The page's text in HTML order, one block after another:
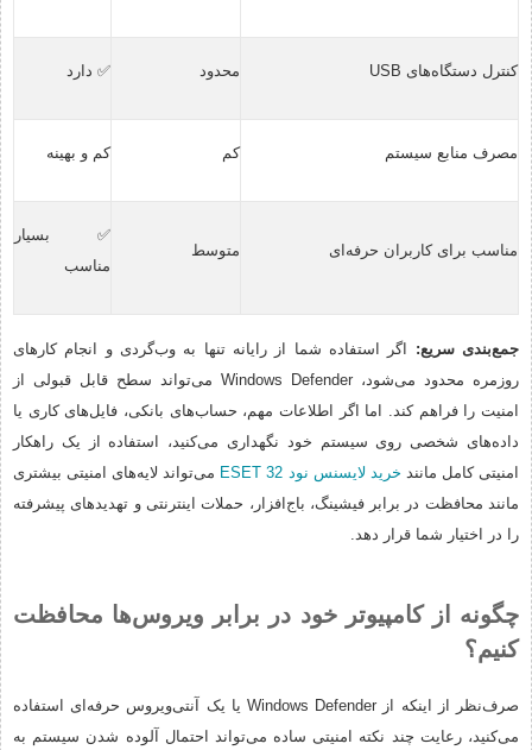
کنترل دستگاه‌های USB محدود ✅ دارد
مصرف منابع سیستم کم کم و بهینه
مناسب برای کاربران حرفه‌ای متوسط
✅ بسیار
مناسب
جمع‌بندی سریع: اگر استفاده شما از رایانه تنها به وب‌گردی و انجام کارهای
روزمره محدود می‌شود، Windows Defender می‌تواند سطح قابل قبولی از
امنیت را فراهم کند. اما اگر اطلاعات مهم، حساب‌های بانکی، فایل‌های کاری یا
داده‌های شخصی روی سیستم خود نگهداری می‌کنید، استفاده از یک راهکار
امنیتی کامل مانند خرید لایسنس نود 32 ESET
می‌تواند لایه‌های امنیتی بیشتری
مانند محافظت در برابر فیشینگ، باج‌افزار، حملات اینترنتی و تهدیدهای پیشرفته
را در اختیار شما قرار دهد.
چگونه از کامپیوتر خود در برابر ویروس‌ها محافظت
کنیم؟
صرف‌نظر از اینکه از Windows Defender یا یک آنتی‌ویروس حرفه‌ای استفاده
می‌کنید، رعایت چند نکته امنیتی ساده می‌تواند احتمال آلوده شدن سیستم به